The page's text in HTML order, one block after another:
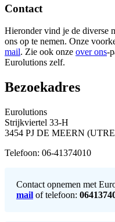
Contact
Hieronder vind je de diverse
ons op te nemen. Onze
mail. Zie ook onze over ons-
Eurolutions zelf.
Bezoekadres
Eurolutions
Strijkviertel 33-H
3454 PJ DE MEERN
Telefoon: 06-41374010
Contact opnemen met
mail of telefoon: